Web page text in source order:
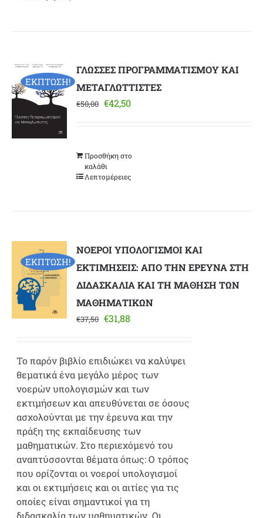
ΕΚΠΤΩΣΗ!
ΓΛΩΣΣΕΣ ΠΡΟΓΡΑΜΜΑΤΙΣΜΟΥ ΚΑΙ
ΜΕΤΑΓΛΩΤΤΙΣΤΕΣ
€50,00 Original
€42,50Η
€42,50.
Προσθήκη στο
καλάθι
Λεπτομέρειες
ΕΚΠΤΩΣΗ!
ΝΟΕΡΟΙ ΥΠΟΛΟΓΙΣΜΟΙ ΚΑΙ
ΕΚΤΙΜΗΣΕΙΣ: ΑΠΟ ΤΗΝ ΕΡΕΥΝΑ ΣΤΗ
ΔΙΔΑΣΚΑΛΙΑ ΚΑΙ ΤΗ ΜΑΘΗΣΗ ΤΩΝ
ΜΑΘΗΜΑΤΙΚΩΝ
€37,50 Original
€37,50.
€31,88
είναι:
€31,88.
Το παρόν βιβλίο επιδιώκει να καλύψει
θεματικά ένα μεγάλο μέρος των
νοερών υπολογισμών και των
εκτιμήσεων και απευθύνεται σε όσους
ασχολούνται με την έρευνα και την
πράξη της εκπαίδευσης των
μαθηματικών. Στο περιεχόμενό του
αναπτύσσονται θέματα όπως: Ο τρόπος
που ορίζονται οι νοεροί υπολογισμοί
και οι εκτιμήσεις και οι αιτίες για τις
οποίες είναι σημαντικοί για τη
διδασκαλία των μαθηματικών. Οι